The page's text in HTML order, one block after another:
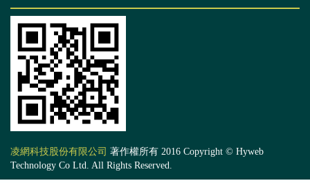
凌網科技股份有限公司 著作權所有 2016 Copyright © Hyweb
Technology Co Ltd. All Rights Reserved.